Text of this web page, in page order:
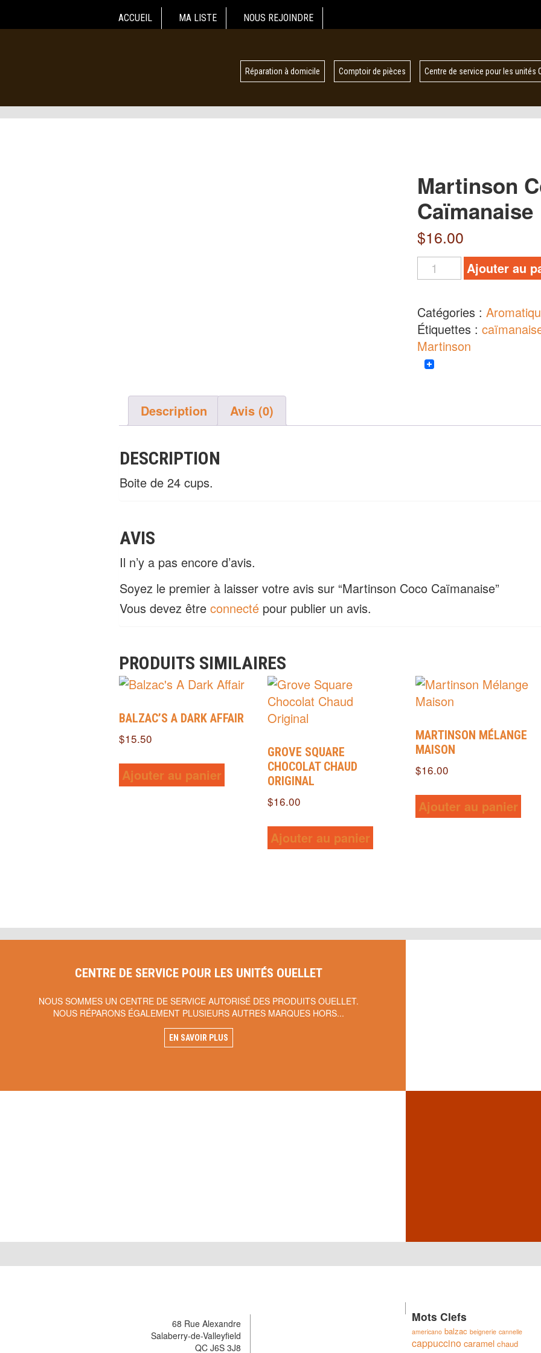
ACCUEIL MA LISTE NOUS REJOINDRE
Réparation à domicile Comptoir de pièces Centre de service pour les unités
Martinson
Caïmanaise
$16.00
Ajouter au
Catégories :
Étiquettes :
Martinson
Description Avis (0)
DESCRIPTION
Boite de 24 cups.
AVIS
Il n’y a pas encore d’avis.
Soyez le premier à laisser votre avis sur “Martinson Coco Caïmanaise”
Vous devez être connecté pour publier un avis.
PRODUITS SIMILAIRES
BALZAC’S A DARK AFFAIR
$15.50
Ajouter au panier
GROVE SQUARE
CHOCOLAT CHAUD
ORIGINAL
$16.00
Ajouter au panier
MARTINSON MÉLANGE
MAISON
$16.00
Ajouter au panier
CENTRE DE SERVICE POUR LES UNITÉS OUELLET
NOUS SOMMES UN CENTRE DE SERVICE AUTORISÉ DES PRODUITS OUELLET.
NOUS RÉPARONS ÉGALEMENT PLUSIEURS AUTRES MARQUES HORS...
EN SAVOIR PLUS
68 Rue Alexandre
Salaberry-de-Valleyfield
QC J6S 3J8
Mots Clefs
americano balzac beignerie cannelle
cappuccino caramel chaud